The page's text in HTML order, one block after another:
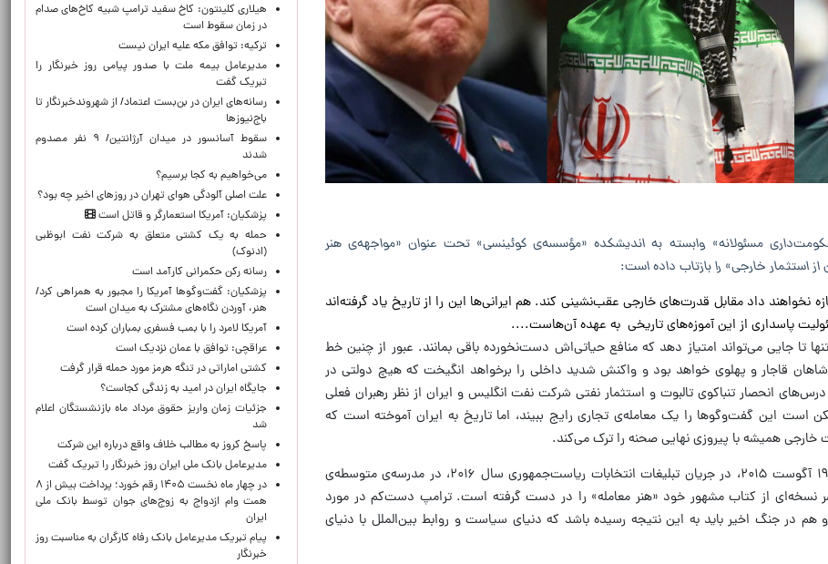
مسئولانه» وابسته به اندیشکده‌ «مؤسسه‌ی کوئینسی» تحت عنوان «مواجهه‌ی هنر
استثمار خارجی» را بازتاب داده است:
نخواهند داد مقابل قدرت‌های خارجی عقب‌نشینی کند. هم ایرانی‌ها این را از تاریخ یاد گرفته‌اند
پاسداری از این آموزه‌های تاریخی به عهده‌ آن‌هاست....
تنها تا جایی می‌تواند امتیاز دهد که منافع حیاتی‌اش دست‌نخورده باقی بمانند. عبور از چنین خط
قاجار و پهلوی خواهد بود و واکنش شدید داخلی را برخواهد انگیخت که هیچ دولتی در
درس‌های انحصار تنباکوی تالبوت و استثمار نفتی شرکت نفت انگلیس و ایران از نظر رهبران فعلی
این گفت‌وگوها را یک معامله‌ی تجاری رایج ببیند، اما تاریخ به ایران آموخته است که
همیشه با پیروزی نهایی صحنه را ترک می‌کند.
«دونالد ترامپ» رئیس‌جمهور فعلی آمریکا، ۱۹ آگوست ۲۰۱۵، در جریان تبلیغات انتخابات ریاست‌جمهوری سال ۲۰۱۶، در مدرسه‌ی متوسطه‌ی
نسخه‌ای از کتاب مشهور خود «هنر معامله» را در دست گرفته است. ترامپ دست‌کم در مورد
در جنگ اخیر باید به این نتیجه رسیده باشد که دنیای سیاست و روابط بین‌الملل با دنیای
هیلاری کلینتون: کاخ سفید ترامپ شبیه کاخ‌های صدام
در زمان سقوط است
ترکیه: توافق مکه علیه ایران نیست
مدیرعامل بیمه ملت با صدور پیامی روز خبرنگار را
تبریک گفت
رسانه‌های ایران در بن‌بست اعتماد/ از شهروندخبرنگار تا
باج‌نیوزها
سقوط آسانسور در میدان آرژانتین/ ۹ نفر مصدوم
شدند
می‌خواهیم به کجا برسیم؟
علت اصلی آلودگی هوای تهران در روزهای اخیر چه بود؟
پزشکیان: آمریکا استعمارگر و قاتل است
حمله به یک کشتی متعلق به شرکت نفت ابوظبی
(ادنوک)
رسانه رکن حکمرانی کارآمد است
پزشکیان: گفت‌وگوها آمریکا را مجبور به همراهی کرد/
هنر، آوردن نگاه‌های مشترک به میدان است
آمریکا لامرد را با بمب فسفری بمباران کرده است
عراقچی: توافق با عمان نزدیک است
کشتی اماراتی در تنگه هرمز مورد حمله قرار گرفت
جایگاه ایران در امید به زندگی کجاست؟
جزئیات زمان واریز حقوق مرداد ماه بازنشستگان اعلام
شد
پاسخ کروز به مطالب خلاف واقع درباره این شرکت
مدیرعامل بانک ملی ایران روز خبرنگار را تبریک گفت
در چهار ماه نخست ۱۴۰۵ رقم خورد؛ پرداخت بیش از ۸
همت وام ازدواج به زوج‌های جوان توسط بانک ملی
ایران
پیام تبریک مدیرعامل بانک رفاه کارگران به مناسبت روز
خبرنگار